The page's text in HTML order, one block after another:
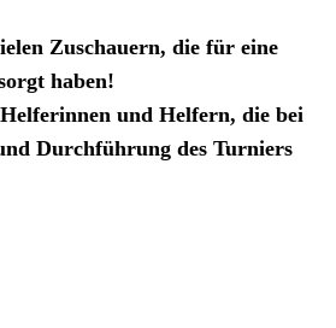
Zuschauern, die für eine
haben!
und Helfern, die bei
Durchführung des Turniers